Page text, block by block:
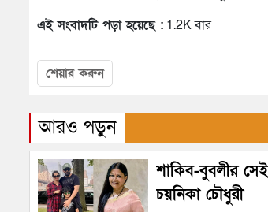
এই সংবাদটি পড়া হয়েছে : 1.2K বার
শেয়ার করুন
আরও পড়ুন
শাকিব-বুবলীর
চয়নিকা চৌধুরী